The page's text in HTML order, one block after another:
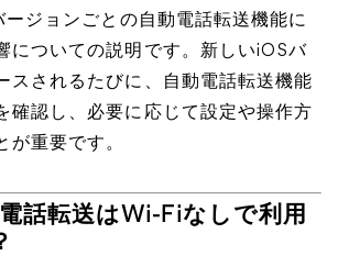
ジョンごとの自動電話転送機能に
についての説明です。新しいiOSバ
スされるたびに、自動電話転送機能
確認し、必要に応じて設定や操作方
が重要です。
話転送はWi-Fiなしで利用